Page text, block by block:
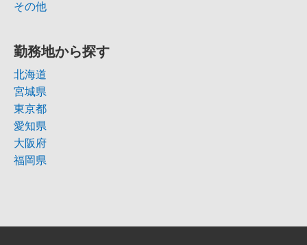
その他
勤務地から探す
北海道
宮城県
東京都
愛知県
大阪府
福岡県